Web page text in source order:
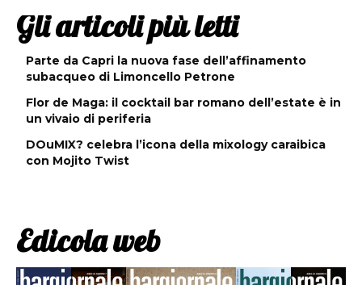
Gli articoli più letti
Parte da Capri la nuova fase dell’affinamento
subacqueo di Limoncello Petrone
Flor de Maga: il cocktail bar romano dell’estate è in
un vivaio di periferia
DOuMIX? celebra l’icona della mixology caraibica
con Mojito Twist
Edicola web